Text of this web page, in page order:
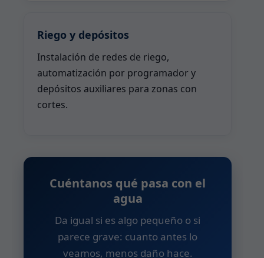
Riego y depósitos
Instalación de redes de riego,
automatización por programador y
depósitos auxiliares para zonas con
cortes.
Cuéntanos qué pasa con el
agua
Da igual si es algo pequeño o si
parece grave: cuanto antes lo
veamos, menos daño hace.